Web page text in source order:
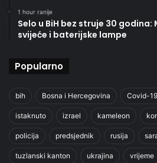
1 hour ranije
Selo u BiH bez struje 30
svijeće i baterijske lampe
Popularno
bih Bosna i Hercegovina Covid-19
istaknuto izrael kameleon
policija predsjednik rusija
tuzlanski kanton ukrajina vrijeme